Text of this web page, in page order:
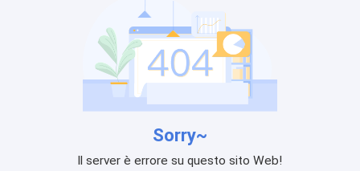
Sorry~
Il server è errore su questo sito Web!